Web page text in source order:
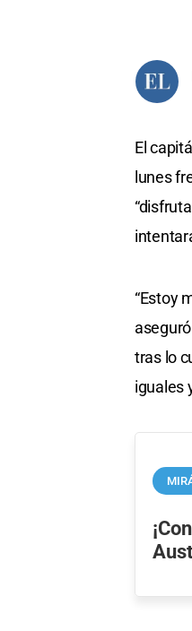
El
lunes
“Estoy
tras lo
iguales